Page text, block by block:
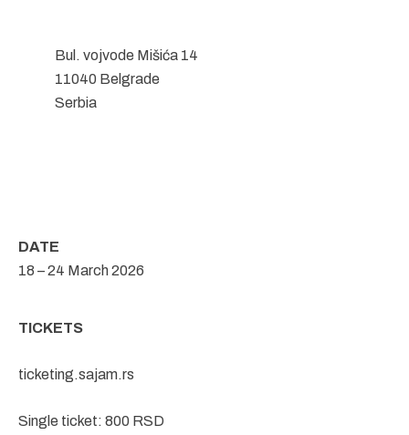
Bul. vojvode Mišića 14
11040 Belgrade
Serbia
DATE
18 – 24 March 2026
TICKETS
ticketing.sajam.rs
Single ticket: 800 RSD